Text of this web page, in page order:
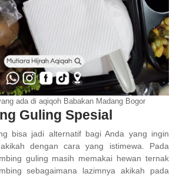
ada di aqiqoh Babakan Madang Bogor
Guling Spesial
bisa jadi alternatif bagi Anda yang ingin
dengan cara yang istimewa. Pada
guling masih memakai hewan ternak
sebagaimana lazimnya akikah pada